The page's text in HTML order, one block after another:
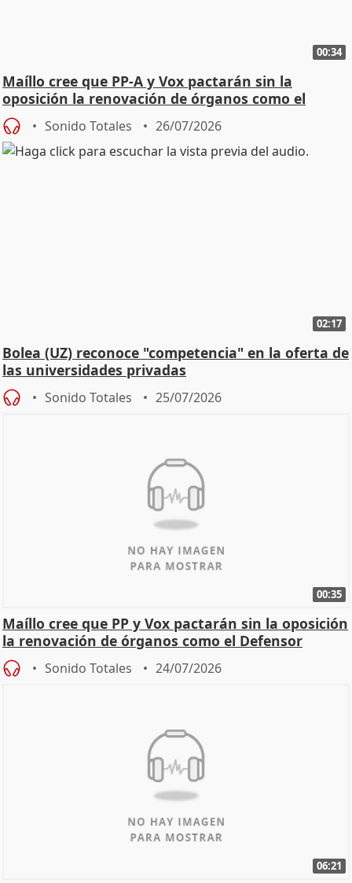
00:34
Maíllo cree que PP-A y Vox pactarán sin la
oposición la renovación de órganos como el
Defensor
Sonido Totales 26/07/2026
02:17
Bolea (UZ) reconoce "competencia" en la oferta de
las universidades privadas
Sonido Totales 25/07/2026
00:35
Maíllo cree que PP y Vox pactarán sin la oposición
la renovación de órganos como el Defensor
Sonido Totales 24/07/2026
06:21